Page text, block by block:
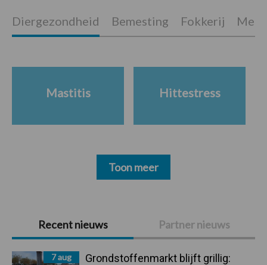
Primaire
Sidebar
Recent nieuws Partner nieuws
7 aug
Grondstoffenmarkt blijft grillig:
Diergezondheid Bemesting Fokkerij
Mastitis Hittestress
Toon meer